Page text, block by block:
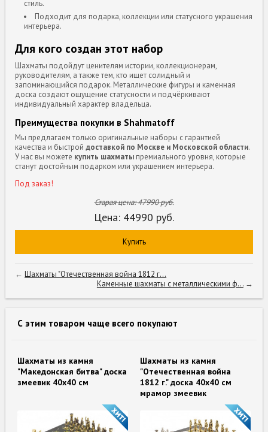
стиль.
Подходит для подарка, коллекции или статусного украшения
интерьера.
Для кого создан этот набор
Шахматы подойдут ценителям истории, коллекционерам,
руководителям, а также тем, кто ищет солидный и
запоминающийся подарок. Металлические фигуры и каменная
доска создают ощущение статусности и подчёркивают
индивидуальный характер владельца.
Преимущества покупки в Shahmatoff
Мы предлагаем только оригинальные наборы с гарантией
качества и быстройдоставкой по Москве и Московской области.
У нас вы можете купить шахматы премиального уровня, которые
станут достойным подарком или украшением интерьера.
Под заказ!
Старая цена:47990руб.
Цена: 44990 руб.
Купить
←Шахматы "Отечественная война 1812 г...
Каменные шахматы с металлическими ф...→
С этим товаром чаще всего покупают
Шахматы из камня
"Македонская битва" доска
змеевик 40х40 см
Шахматы из камня
"Отечественная война
1812 г." доска 40х40 см
мрамор змеевик